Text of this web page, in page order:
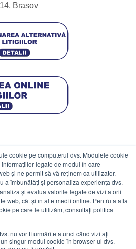
cookie pe computerul dvs. Modulele cookie
legate de modul în care
și ne permit să vă reținem ca utilizator.
a îmbunătăți și personaliza experiența dvs.
și evalua valorile legate de vizitatorii
web, cât și în alte medii online. Pentru a afla
pe care le utilizăm, consultați politica
nu vor fi urmărite atunci când vizitați
singur modul cookie în browser-ul dvs.
Brasov